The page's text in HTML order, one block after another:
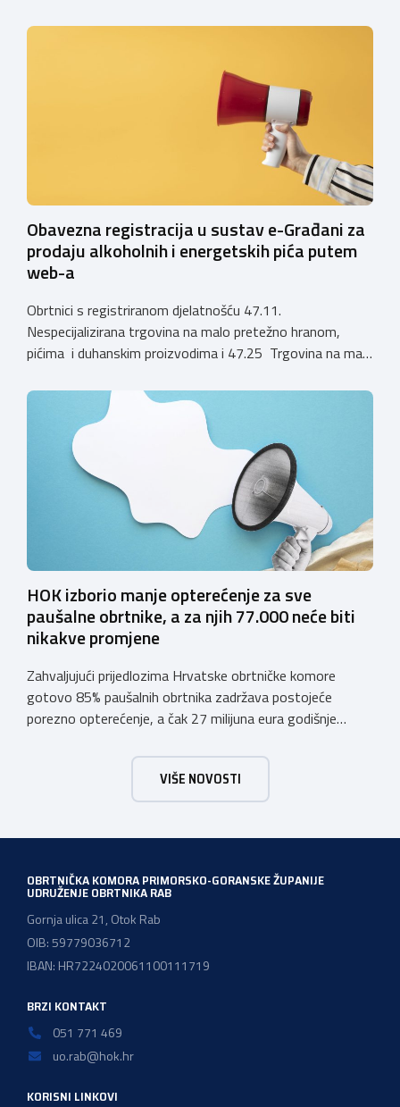
privremenih rješenja izdanih sukladno Zakonu o
1. siječnja 2025. godine više ne mogu podnositi novi
zahtjevi za izdavanje privremenih rješenja, dok već izdana
Obavezna registracija u sustav e-Građani za
prodaju alkoholnih i energetskih pića putem
web-a
Obrtnici s registriranom djelatnošću 47.11.
Nespecijalizirana trgovina na malo pretežno hranom,
pićima i duhanskim proizvodima i 47.25 Trgovina na malo
koja sadrže alkohol i energetska pića dužni su uskladiti
svoje poslovne procese i osigurati tehničko rješenje za
vjerodostojnu provjeru punoljetnosti kupca putem
sustava e-Građani ili putem mobilne […]
HOK izborio manje opterećenje za sve
paušalne obrtnike, a za njih 77.000 neće biti
nikakve promjene
Zahvaljujući prijedlozima Hrvatske obrtničke komore
gotovo 85% paušalnih obrtnika zadržava postojeće
porezno opterećenje, a čak 27 milijuna eura godišnje
komora pozdravlja odluku Vlade Republike Hrvatske da u
konačnom prijedlogu poreznih izmjena prihvati ključne
prijedloge HOK-a iznesene tijekom intenzivnog dijaloga s
VIŠE NOVOSTI
OBRTNIČKA KOMORA PRIMORSKO-GORANSKE ŽUPANIJE
UDRUŽENJE OBRTNIKA RAB
Gornja ulica 21, Otok Rab
OIB: 59779036712
IBAN: HR7224020061100111719
BRZI KONTAKT
051 771 469
uo.rab@hok.hr
KORISNI LINKOVI